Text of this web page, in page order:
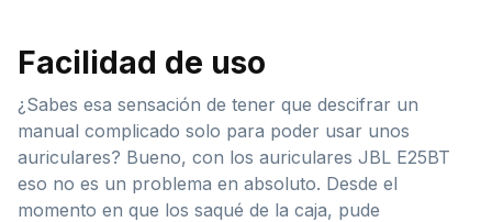
Facilidad de uso
¿Sabes esa sensación de tener que descifrar un
manual complicado solo para poder usar unos
auriculares? Bueno, con los auriculares JBL E25BT
eso no es un problema en absoluto. Desde el
momento en que los saqué de la caja, pude